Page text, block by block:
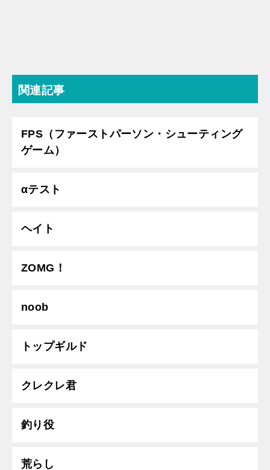
関連記事
FPS（ファーストパーソン・シューティング
ゲーム）
αテスト
ヘイト
ZOMG！
noob
トップギルド
クレクレ君
釣り役
荒らし